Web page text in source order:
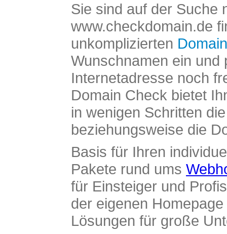
Sie sind auf der Suche
www.checkdomain.de
unkomplizierten
Wunschnamen ein und
Internetadresse noch
Domain Check bietet
in wenigen Schritten
beziehungsweise die
Basis für Ihren
Pakete rund ums
für Einsteiger und
der eigenen
Lösungen für große